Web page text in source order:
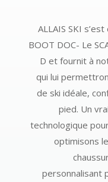
ALLAIS SKI
BOOT DOC- Le
D et fournit à
qui lui
de ski idéale,
pied. Un
technologique
optimisons
personnalisant